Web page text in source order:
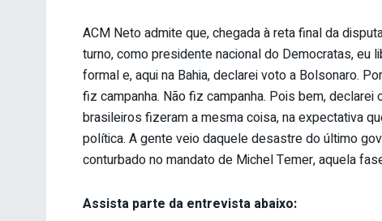
ACM Neto admite que, chegada à reta final da
turno, como presidente nacional do Democratas,
formal e, aqui na Bahia, declarei voto a Bolsonaro.
fiz campanha. Não fiz campanha. Pois bem,
brasileiros fizeram a mesma coisa, na expectativa
política. A gente veio daquele desastre do último
conturbado no mandato de Michel Temer, aquela
Assista parte da entrevista abaixo: